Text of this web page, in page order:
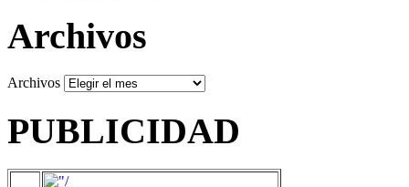
Archivos
Archivos
PUBLICIDAD